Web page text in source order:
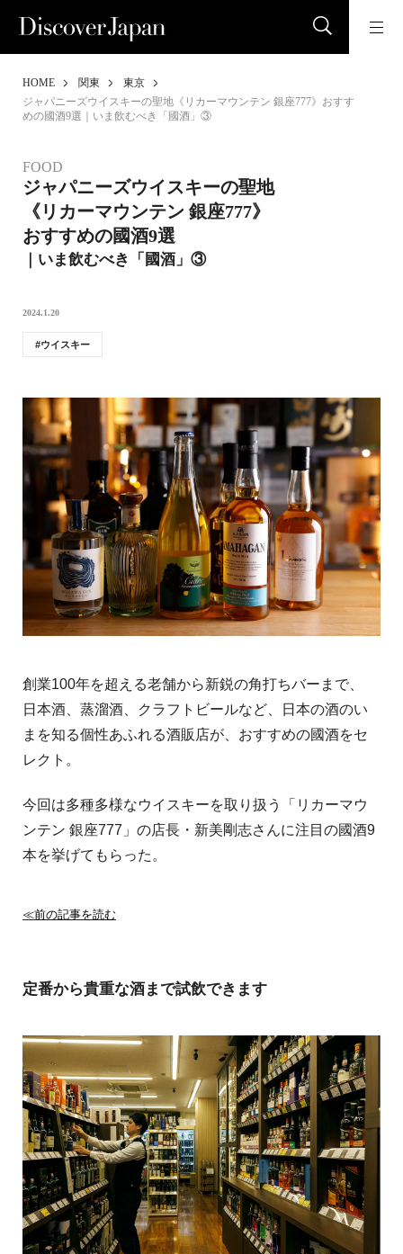
HOME 関東
東京
ジャパニーズウイスキーの聖地《リカーマウンテン 銀座777》おすす
めの國酒9選｜いま飲むべき「國酒」③
FOOD
ジャパニーズウイスキーの聖地
《リカーマウンテン 銀座777》
おすすめの國酒9選
｜いま飲むべき「國酒」③
2024.1.20
ウイスキー
創業100年を超える老舗から新鋭の角打ちバーまで、
日本酒、蒸溜酒、クラフトビールなど、日本の酒のい
まを知る個性あふれる酒販店が、おすすめの國酒をセ
レクト。
今回は多種多様なウイスキーを取り扱う「リカーマウ
ンテン 銀座777」の店長・新美剛志さんに注目の國酒9
本を挙げてもらった。
≪前の記事を読む
定番から貴重な酒まで試飲できます